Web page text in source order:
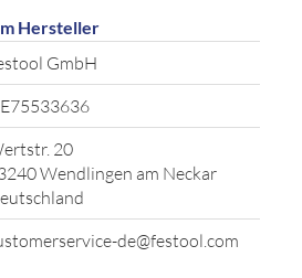
Hersteller
GmbH
20
Wendlingen am Neckar
de@festool.com